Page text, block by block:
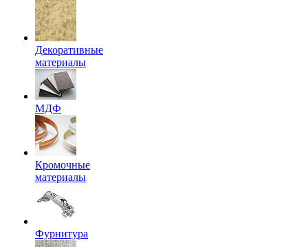
Декоративные
материалы
МДФ
Кромочные
материалы
Фурнитура